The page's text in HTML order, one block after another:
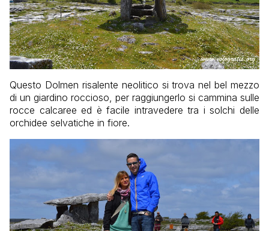
Questo Dolmen risalente neolitico si trova nel bel mezzo
di un giardino roccioso, per raggiungerlo si cammina sulle
rocce calcaree ed è facile intravedere tra i solchi delle
orchidee selvatiche in fiore.